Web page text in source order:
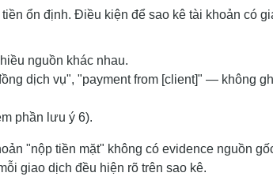
ổn định. Điều kiện để sao kê tài khoản có
nguồn khác nhau.
dịch vụ", "payment from [client]" — không
phần lưu ý 6).
"nộp tiền mặt" không có evidence nguồn
giao dịch đều hiện rõ trên sao kê.